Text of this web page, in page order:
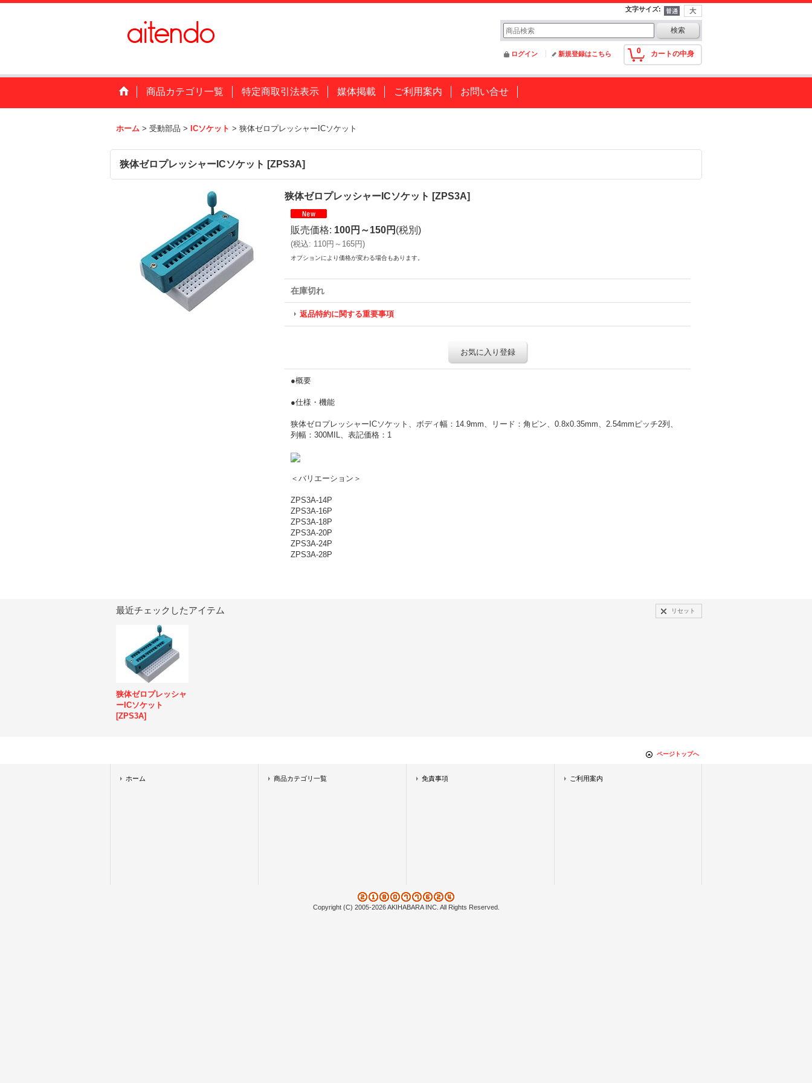
文字サイズ:
0 カートの中身
ログイン 新規登録はこちら
商品カテゴリ一覧 特定商取引法表示 媒体掲載 ご利用案内 お問い合せ
ホーム > 受動部品 > ICソケット > 狭体ゼロプレッシャーICソケット
狭体ゼロプレッシャーICソケット [ZPS3A]
狭体ゼロプレッシャーICソケット [ZPS3A]
販売価格: 100円～150円 (税別)
(税込: 110円～165円)
オプションにより価格が変わる場合もあります。
在庫切れ
返品特約に関する重要事項
お気に入り登録
●概要
●仕様・機能
狭体ゼロプレッシャーICソケット、ボディ幅：14.9mm、リード：角ピン、0.8x0.35mm、2.54mmピッチ2列、
列幅：300MIL、表記価格：1
＜バリエーション＞
ZPS3A-14P
ZPS3A-16P
ZPS3A-18P
ZPS3A-20P
ZPS3A-24P
ZPS3A-28P
最近チェックしたアイテム リセット
狭体ゼロプレッシャ
ーICソケット
[ZPS3A]
ページトップへ
ホーム 商品カテゴリ一覧 免責事項 ご利用案内
Copyright (C) 2005-2026 AKIHABARA INC. All Rights Reserved.